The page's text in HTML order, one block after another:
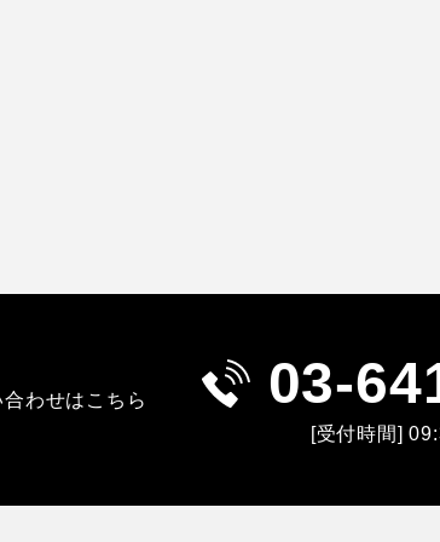
わせはこちら 03-
[受付時間]